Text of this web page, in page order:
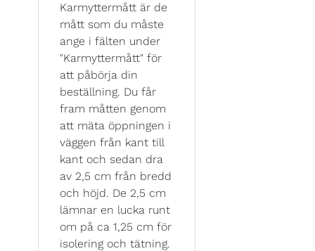
Karmyttermått är de
mått som du måste
ange i fälten under
"Karmyttermått" för
att påbörja din
beställning. Du får
fram måtten genom
att mäta öppningen i
väggen från kant till
kant och sedan dra
av 2,5 cm från bredd
och höjd. De 2,5 cm
lämnar en lucka runt
om på ca 1,25 cm för
isolering och tätning.